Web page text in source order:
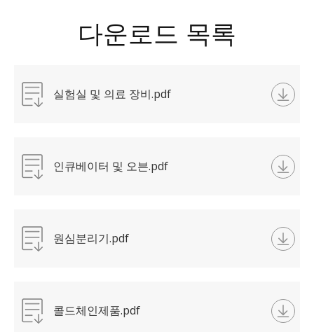
다운로드 목록
실험실 및 의료 장비.pdf
인큐베이터 및 오븐.pdf
원심분리기.pdf
콜드체인제품.pdf